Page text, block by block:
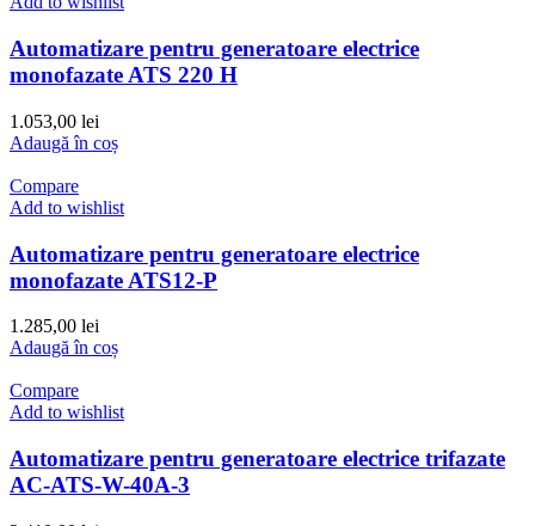
Automatizare pentru generatoare electrice
monofazate ATS 220 H
1.053,00 lei
Adaugă în coș
Compare
Add to wishlist
Automatizare pentru generatoare electrice
monofazate ATS12-P
1.285,00 lei
Adaugă în coș
Compare
Add to wishlist
Automatizare pentru generatoare electrice trifazate
AC-ATS-W-40A-3